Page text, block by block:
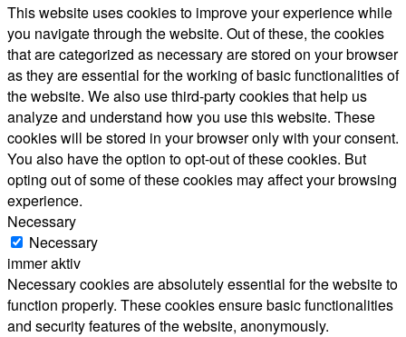
This website uses cookies to improve your experience while
you navigate through the website. Out of these, the cookies
that are categorized as necessary are stored on your browser
as they are essential for the working of basic functionalities of
the website. We also use third-party cookies that help us
analyze and understand how you use this website. These
cookies will be stored in your browser only with your consent.
You also have the option to opt-out of these cookies. But
opting out of some of these cookies may affect your browsing
experience.
Necessary
Necessary
immer aktiv
Necessary cookies are absolutely essential for the website to
function properly. These cookies ensure basic functionalities
and security features of the website, anonymously.